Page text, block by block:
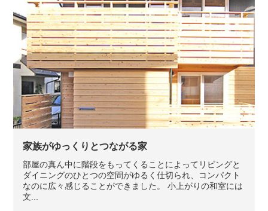
家族がゆっくりとつながる家
部屋の真ん中に階段をもってくることによってリビングと
ダイニングのひとつの空間がゆるく仕切られ、コンパクト
なのに広々感じることができました。 小上がりの和室には
文...